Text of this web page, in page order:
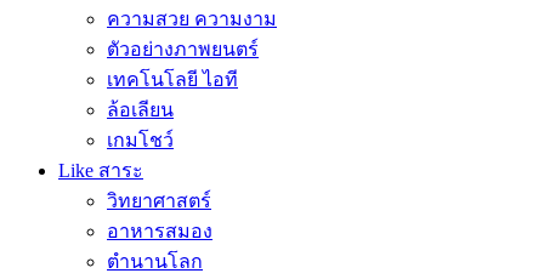
ความสวย ความงาม
ตัวอย่างภาพยนตร์
เทคโนโลยี ไอที
ล้อเลียน
เกมโชว์
Like สาระ
วิทยาศาสตร์
อาหารสมอง
ตำนานโลก